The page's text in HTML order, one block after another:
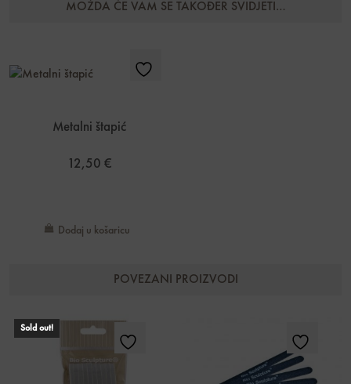
MOŽDA ĆE VAM SE TAKOĐER SVIDJETI…
Metalni štapić
12,50 €
Dodaj u košaricu
POVEZANI PROIZVODI
Sold out!